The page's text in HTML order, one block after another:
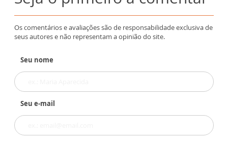
Os comentários e avaliações são de responsabilidade exclusiva de
seus autores e não representam a opinião do site.
Seu nome
Seu e-mail